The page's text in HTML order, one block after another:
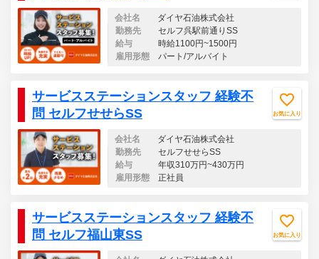
会社名
ダイヤ石油株式会社
勤務先
セルフ呉駅前通りSS
給与
時給1100円~1500円
雇用形態
パート/アルバイト
サービスステーションスタッフ 経験不
問 セルフせせらSS
お気に入り
会社名
ダイヤ石油株式会社
勤務先
セルフせせらSS
給与
年収310万円~430万円
雇用形態
正社員
サービスステーションスタッフ 経験不
問 セルフ福山東SS
お気に入り